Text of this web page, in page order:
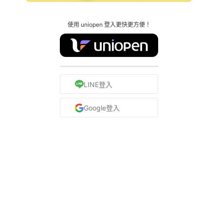
使用 uniopen 登入更快更方便！
LINE登入
Google登入